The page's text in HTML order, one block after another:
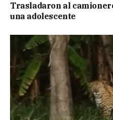
Trasladaron al
una adolescente